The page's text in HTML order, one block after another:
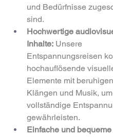
und Bedürfnisse
sind.
Hochwertige
Inhalte: Unsere
Entspannungsreisen
hochauflösende
Elemente mit
Klängen und Musik,
vollständige
gewährleisten.
Einfache und bequeme